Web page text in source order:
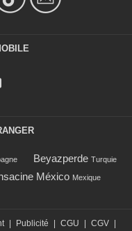
Beyazperde Turquie
México Mexique
| Publicité | CGU | CGV |